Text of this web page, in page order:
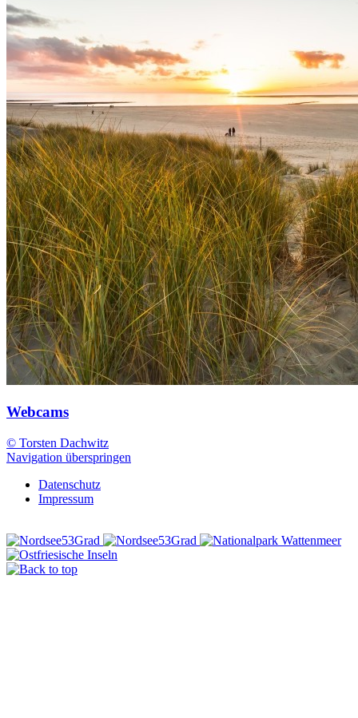
Webcams
© Torsten Dachwitz
Navigation überspringen
Datenschutz
Impressum